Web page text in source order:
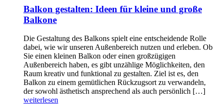
Balkon gestalten: Ideen für kleine und große
Balkone
Die Gestaltung des Balkons spielt eine entscheidende Rolle
dabei, wie wir unseren Außenbereich nutzen und erleben. Ob
Sie einen kleinen Balkon oder einen großzügigen
Außenbereich haben, es gibt unzählige Möglichkeiten, den
Raum kreativ und funktional zu gestalten. Ziel ist es, den
Balkon zu einem gemütlichen Rückzugsort zu verwandeln,
der sowohl ästhetisch ansprechend als auch persönlich […]
weiterlesen